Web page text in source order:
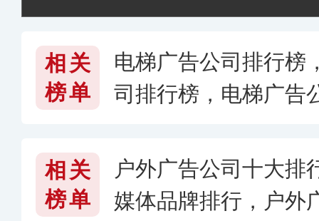
相关
榜单
电梯广告公司排行榜
司排行榜，电梯广告
相关
榜单
户外广告公司十大排
媒体品牌排行，户外